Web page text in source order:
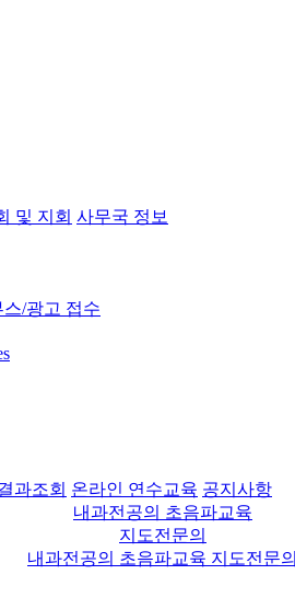
및 지회 사무국 정보
스/광고 접수
과조회 온라인 연수교육 공지사항
내과전공의 초음파교육
지도전문의
내과전공의 초음파교육 지도전문의